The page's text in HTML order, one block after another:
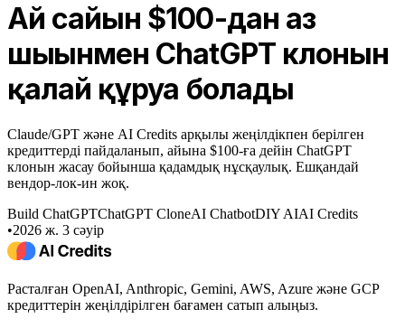
Ай сайын $100-дан аз
шығынмен ChatGPT клонын
қалай құруға болады
Claude/GPT және AI Credits арқылы жеңілдікпен берілген
кредиттерді пайдаланып, айына $100-ға дейін ChatGPT
клонын жасау бойынша қадамдық нұсқаулық. Ешқандай
вендор-лок-ин жоқ.
Build ChatGPTChatGPT CloneAI ChatbotDIY AIAI Credits
•2026 ж. 3 сәуір
Расталған OpenAI, Anthropic, Gemini, AWS, Azure және GCP
кредиттерін жеңілдірілген бағамен сатып алыңыз.